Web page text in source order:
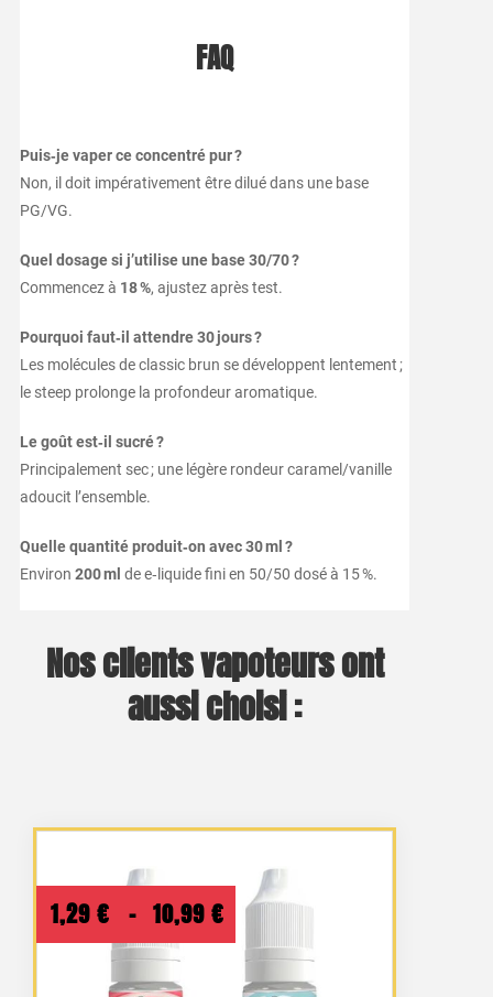
FAQ
Puis‑je vaper ce concentré pur ?
Non, il doit impérativement être dilué dans une base
PG/VG.
Quel dosage si j’utilise une base 30/70 ?
Commencez à 18 %, ajustez après test.
Pourquoi faut‑il attendre 30 jours ?
Les molécules de classic brun se développent lentement ;
le steep prolonge la profondeur aromatique.
Le goût est‑il sucré ?
Principalement sec ; une légère rondeur caramel/vanille
adoucit l’ensemble.
Quelle quantité produit‑on avec 30 ml ?
Environ 200 ml de e‑liquide fini en 50/50 dosé à 15 %.
Nos clients vapoteurs ont
aussi choisi :
1,29 € – 10,99 €
Plage
de